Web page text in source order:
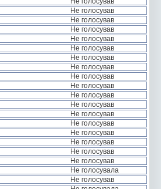
Не голосував
Не голосував
Не голосував
Не голосував
Не голосував
Не голосував
Не голосував
Не голосував
Не голосував
Не голосував
Не голосував
Не голосував
Не голосував
Не голосував
Не голосував
Не голосував
Не голосував
Не голосувала
Не голосував